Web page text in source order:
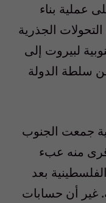
عملية بناء
الجذرية
لبيروت إلى
سلطة الدولة
جمعت الجنوب
منه عبء
بعد
غير أن حسابات